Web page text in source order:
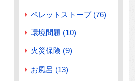
ペレットストーブ (76)
環境問題 (10)
火災保険 (9)
お風呂 (13)